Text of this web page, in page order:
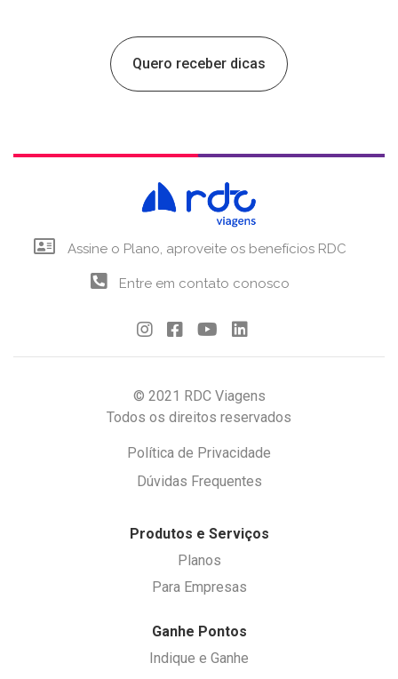
Quero receber dicas
Assine o Plano, aproveite os benefícios RDC
Entre em contato conosco
© 2021 RDC Viagens
Todos os direitos reservados
Política de Privacidade
Dúvidas Frequentes
Produtos e Serviços
Planos
Para Empresas
Ganhe Pontos
Indique e Ganhe